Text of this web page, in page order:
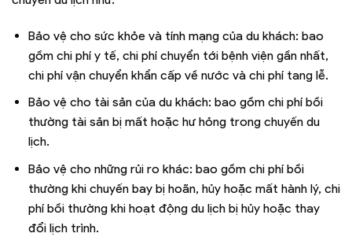
Bảo vệ cho sức khỏe và tính mạng của du khách: bao
gồm chi phí y tế, chi phí chuyển tới bệnh viện gần nhất,
chi phí vận chuyển khẩn cấp về nước và chi phí tang lễ.
Bảo vệ cho tài sản của du khách: bao gồm chi phí bồi
thường tài sản bị mất hoặc hư hỏng trong chuyến du
lịch.
Bảo vệ cho những rủi ro khác: bao gồm chi phí bồi
thường khi chuyến bay bị hoãn, hủy hoặc mất hành lý, chi
phí bồi thường khi hoạt động du lịch bị hủy hoặc thay
đổi lịch trình.